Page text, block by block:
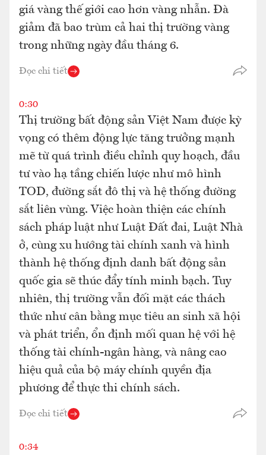
giá vàng thế giới cao hơn vàng nhẫn. Đà
giảm đã bao trùm cả hai thị trường vàng
trong những ngày đầu tháng 6.
Đọc chi tiết
0:30
Thị trường bất động sản Việt Nam được kỳ
vọng có thêm động lực tăng trưởng mạnh
mẽ từ quá trình điều chỉnh quy hoạch, đầu
tư vào hạ tầng chiến lược như mô hình
TOD, đường sắt đô thị và hệ thống đường
sắt liên vùng. Việc hoàn thiện các chính
sách pháp luật như Luật Đất đai, Luật Nhà
ở, cùng xu hướng tài chính xanh và hình
thành hệ thống định danh bất động sản
quốc gia sẽ thúc đẩy tính minh bạch. Tuy
nhiên, thị trường vẫn đối mặt các thách
thức như cân bằng mục tiêu an sinh xã hội
và phát triển, ổn định mối quan hệ với hệ
thống tài chính-ngân hàng, và nâng cao
hiệu quả của bộ máy chính quyền địa
phương để thực thi chính sách.
Đọc chi tiết
0:34